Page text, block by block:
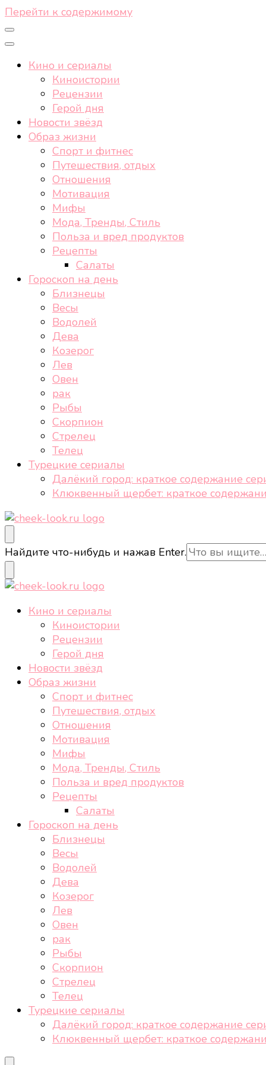
Перейти к содержимому
Кино и сериалы
Киноистории
Рецензии
Герой дня
Новости звёзд
Образ жизни
Спорт и фитнес
Путешествия, отдых
Отношения
Мотивация
Мифы
Мода, Тренды, Стиль
Польза и вред продуктов
Рецепты
Салаты
Гороскоп на день
Близнецы
Весы
Водолей
Дева
Козерог
Лев
Овен
рак
Рыбы
Скорпион
Стрелец
Телец
Турецкие сериалы
Далёкий город: краткое содержание
Клюквенный щербет: краткое
cheek-look.ru
Женский сайт о звездах и кино, а также трендах,
Ищите
что-
то?
Найдите что-нибудь и нажав Enter.
cheek-look.ru
Женский сайт о звездах и кино, а также трендах,
Кино и сериалы
Киноистории
Рецензии
Герой дня
Новости звёзд
Образ жизни
Спорт и фитнес
Путешествия, отдых
Отношения
Мотивация
Мифы
Мода, Тренды, Стиль
Польза и вред продуктов
Рецепты
Салаты
Гороскоп на день
Близнецы
Весы
Водолей
Дева
Козерог
Лев
Овен
рак
Рыбы
Скорпион
Стрелец
Телец
Турецкие сериалы
Далёкий город: краткое содержание
Клюквенный щербет: краткое